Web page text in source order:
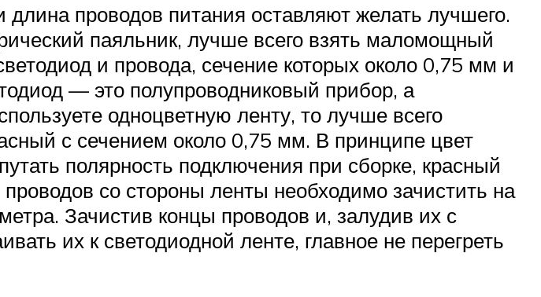
проводов питания оставляют желать лучшего.
паяльник, лучше всего взять маломощный
и провода, сечение которых около 0,75 мм и
— это полупроводниковый прибор, а
одноцветную ленту, то лучше всего
с сечением около 0,75 мм. В принципе цвет
полярность подключения при сборке, красный
со стороны ленты необходимо зачистить на
Зачистив концы проводов и, залудив их с
их к светодиодной ленте, главное не перегреть